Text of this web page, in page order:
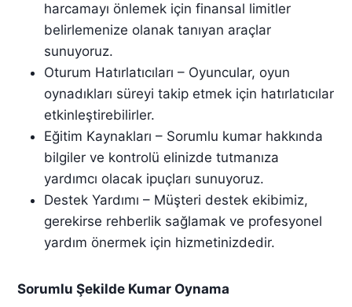
harcamayı önlemek için finansal limitler
belirlemenize olanak tanıyan araçlar
sunuyoruz.
Oturum Hatırlatıcıları – Oyuncular, oyun
oynadıkları süreyi takip etmek için hatırlatıcılar
etkinleştirebilirler.
Eğitim Kaynakları – Sorumlu kumar hakkında
bilgiler ve kontrolü elinizde tutmanıza
yardımcı olacak ipuçları sunuyoruz.
Destek Yardımı – Müşteri destek ekibimiz,
gerekirse rehberlik sağlamak ve profesyonel
yardım önermek için hizmetinizdedir.
Sorumlu Şekilde Kumar Oynama